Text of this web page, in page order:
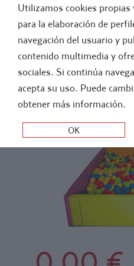
- EDUCACIO.. > PISCINAS DE
PISCINA SENSORIAL,
ALTA DENSIDAD
Utilizamos cookies propias
para la elaboración de
navegación del usuario y
contenido multimedia y
sociales. Si continúa
acepta su uso. Puede
obtener más información.